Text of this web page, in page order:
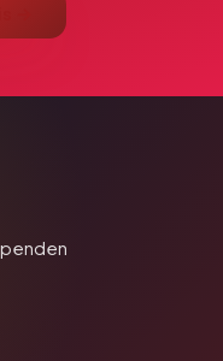
→